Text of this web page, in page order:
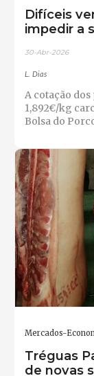
Difíceis
impedir a
30-Abr-2026
L. Dias
A cotação
1,892€/kg
Bolsa do
Mercados-
Tréguas
de novas